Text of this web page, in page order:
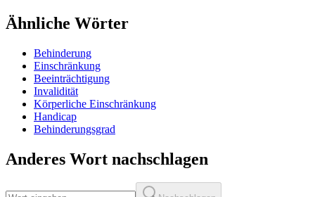
Ähnliche Wörter
Behinderung
Einschränkung
Beeinträchtigung
Invalidität
Körperliche Einschränkung
Handicap
Behinderungsgrad
Anderes Wort nachschlagen